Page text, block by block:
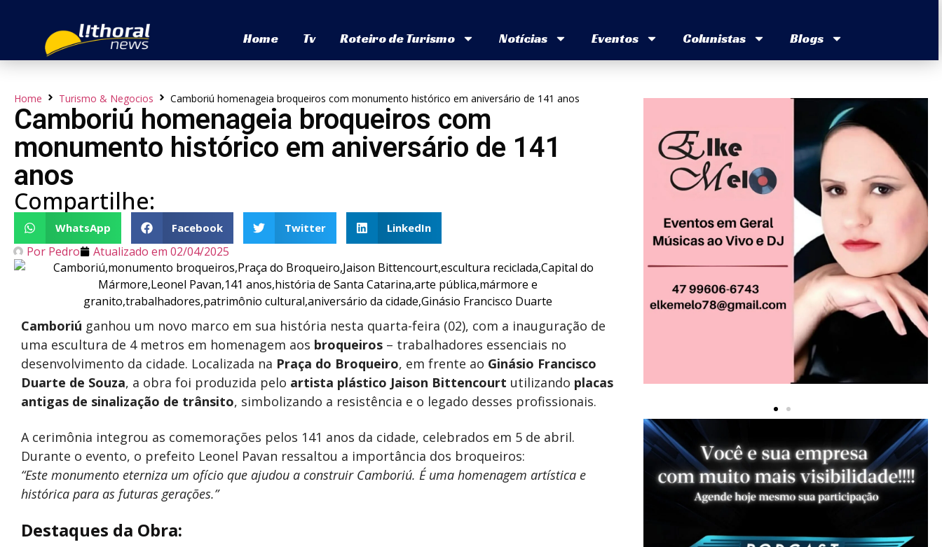
Home Tv Roteiro de Turismo Notícias Eventos Colunistas Blogs
Home Turismo & Negocios Camboriú homenageia broqueiros com monumento histórico em aniversário de 141 anos
Camboriú homenageia broqueiros com
monumento histórico em aniversário de 141
anos
Compartilhe:
WhatsApp Facebook Twitter LinkedIn
Por Pedro Atualizado em 02/04/2025
Camboriú ganhou um novo marco em sua história nesta quarta-feira (02), com a inauguração de
uma escultura de 4 metros em homenagem aos broqueiros – trabalhadores essenciais no
desenvolvimento da cidade. Localizada na Praça do Broqueiro, em frente ao Ginásio Francisco
Duarte de Souza, a obra foi produzida pelo artista plástico Jaison Bittencourt utilizando placas
antigas de sinalização de trânsito, simbolizando a resistência e o legado desses profissionais.
A cerimônia integrou as comemorações pelos 141 anos da cidade, celebrados em 5 de abril.
Durante o evento, o prefeito Leonel Pavan ressaltou a importância dos broqueiros:
“Este monumento eterniza um ofício que ajudou a construir Camboriú. É uma homenagem artística e
histórica para as futuras gerações.”
Destaques da Obra: